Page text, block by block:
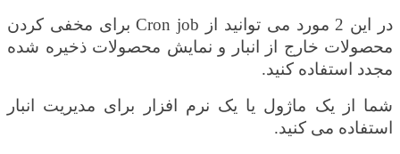
در این 2 مورد می توانید از Cron job برای مخفی کردن
محصولات خارج از انبار و نمایش محصولات ذخیره شده
مجدد استفاده کنید.
شما از یک ماژول یا یک نرم افزار برای مدیریت انبار
استفاده می کنید.